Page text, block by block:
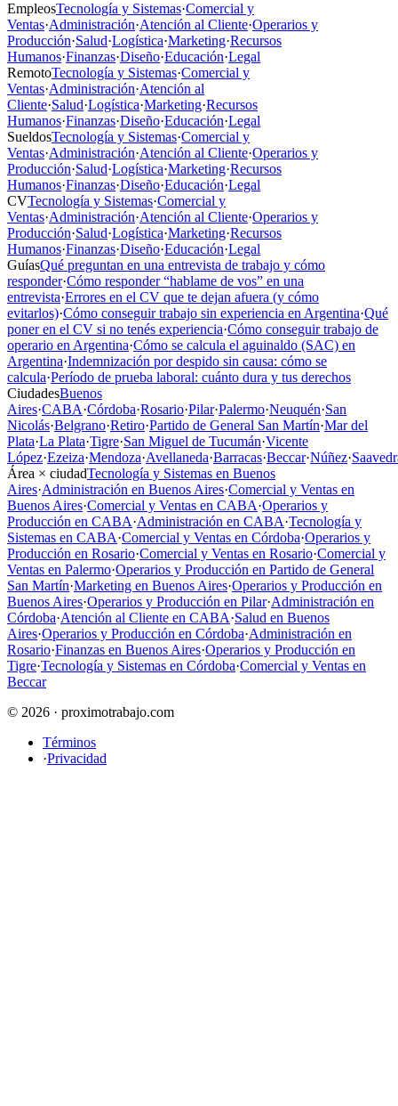
EmpleosTecnología y Sistemas·Comercial y
Ventas·Administración·Atención al Cliente·Operarios y
Producción·Salud·Logística·Marketing·Recursos
Humanos·Finanzas·Diseño·Educación·Legal
RemotoTecnología y Sistemas·Comercial y
Ventas·Administración·Atención al
Cliente·Salud·Logística·Marketing·Recursos
Humanos·Finanzas·Diseño·Educación·Legal
SueldosTecnología y Sistemas·Comercial y
Ventas·Administración·Atención al Cliente·Operarios y
Producción·Salud·Logística·Marketing·Recursos
Humanos·Finanzas·Diseño·Educación·Legal
CVTecnología y Sistemas·Comercial y
Ventas·Administración·Atención al Cliente·Operarios y
Producción·Salud·Logística·Marketing·Recursos
Humanos·Finanzas·Diseño·Educación·Legal
GuíasQué preguntan en una entrevista de trabajo y cómo
responder·Cómo responder “hablame de vos” en una
entrevista·Errores en el CV que te dejan afuera (y cómo
evitarlos)·Cómo conseguir trabajo sin experiencia en Argentina·Qué
poner en el CV si no tenés experiencia·Cómo conseguir trabajo de
operario en Argentina·Cómo se calcula el aguinaldo (SAC) en
Argentina·Indemnización por despido sin causa: cómo se
calcula·Período de prueba laboral: cuánto dura y tus derechos
CiudadesBuenos
Aires·CABA·Córdoba·Rosario·Pilar·Palermo·Neuquén·San
Nicolás·Belgrano·Retiro·Partido de General San Martín·Mar del
Plata·La Plata·Tigre·San Miguel de Tucumán·Vicente
López·Ezeiza·Mendoza·Avellaneda·Barracas·Beccar·Núñez·
Área × ciudadTecnología y Sistemas en Buenos
Aires·Administración en Buenos Aires·Comercial y Ventas en
Buenos Aires·Comercial y Ventas en CABA·Operarios y
Producción en CABA·Administración en CABA·Tecnología y
Sistemas en CABA·Comercial y Ventas en Córdoba·Operarios y
Producción en Rosario·Comercial y Ventas en Rosario·Comercial y
Ventas en Palermo·Operarios y Producción en Partido de General
San Martín·Marketing en Buenos Aires·Operarios y Producción en
Buenos Aires·Operarios y Producción en Pilar·Administración en
Córdoba·Atención al Cliente en CABA·Salud en Buenos
Aires·Operarios y Producción en Córdoba·Administración en
Rosario·Finanzas en Buenos Aires·Operarios y Producción en
Tigre·Tecnología y Sistemas en Córdoba·Comercial y Ventas en
Beccar
© 2026 · proximotrabajo.com
Términos
·Privacidad